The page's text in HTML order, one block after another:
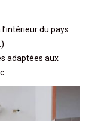
du pays
adaptées aux